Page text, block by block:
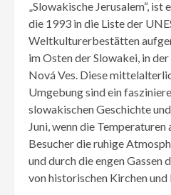
„Slowakische Jerusalem“, ist
die 1993 in die Liste der
Weltkulturerbestätten
im Osten der Slowakei, in
Nová Ves. Diese
Umgebung sind ein
slowakischen Geschichte
Juni, wenn die Temperaturen
Besucher die ruhige
und durch die engen Gassen
von historischen Kirchen